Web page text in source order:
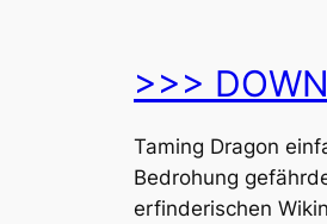
>>>
Taming Dragon
Bedrohung
erfinderischen